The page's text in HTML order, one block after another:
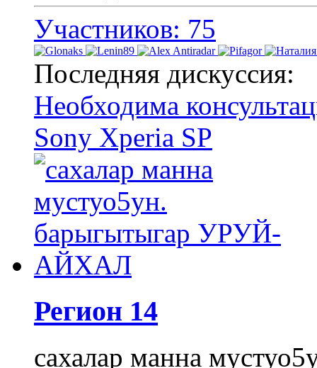
Участников: 75
Последняя дискуссия:
Необходима
Sony Xperia SP
Регион 14
сахалар манна